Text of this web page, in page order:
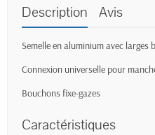
Description Avis
Semelle en aluminium avec
Connexion universelle pour
Bouchons fixe-gazes
Caractéristiques